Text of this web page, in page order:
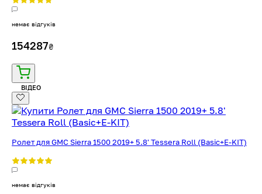
немає відгуків
154287₴
ВІДЕО
Ролет для GMC Sierra 1500 2019+ 5.8' Tessera Roll (Basic+E-KIT)
немає відгуків